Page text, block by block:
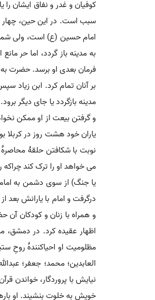
کوفیان و غدر و نفاق ایشان را
سبب است. در این حین، چهار
امام حسین (ع) است، ولی
به مدینه باز گردد، اما حر
مدینه بازگردد یا جای دیگر
و گرفتن بیعت از او ممکن
یاران خود هشت روز در کربلا
نوبت با شکافتن حلقۀ
می خواهد او را ترک کند
درگرفت و امام با یارانش
و همراه با زنان و کودکان
اظهار عقیده کرد. در دمشق،
مظلومیت او احیاکنندۀ روحِ
العابدین؛ محمد؛ جعفر؛
نیایش با پروردگار، خواندن
خویش به خلوت بنشیند. او